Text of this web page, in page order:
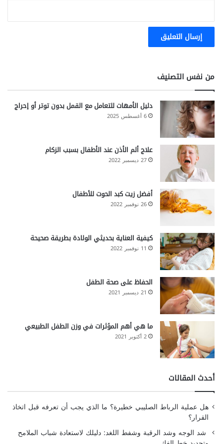
e
s
من نفس التصنيف
دليل الأمهات للتعامل مع القمل بدون توتر أو إحراج
6 أغسطس 2025
علاج ألم الأذن عند الأطفال بسبب الزكام
27 ديسمبر 2022
أفضل زيت كبد الحوت للأطفال
26 نوفمبر 2022
كيفية العناية بحديثي الولادة بطريقة صحيحة
11 نوفمبر 2022
الحفاظ على صحة الطفل
21 ديسمبر 2021
ما هي أهم المؤثرات في وزن الطفل الطبيعي
2 أكتوبر 2021
أحدث المقالات
هل عملية الرباط الصليبي خطيرة؟ ما الذي يجب أن تعرفه قبل اتخاذ
القرار؟
شد الوجه وشد الرقبة وشفط اللغد: دليلك لاستعادة شباب الملامح